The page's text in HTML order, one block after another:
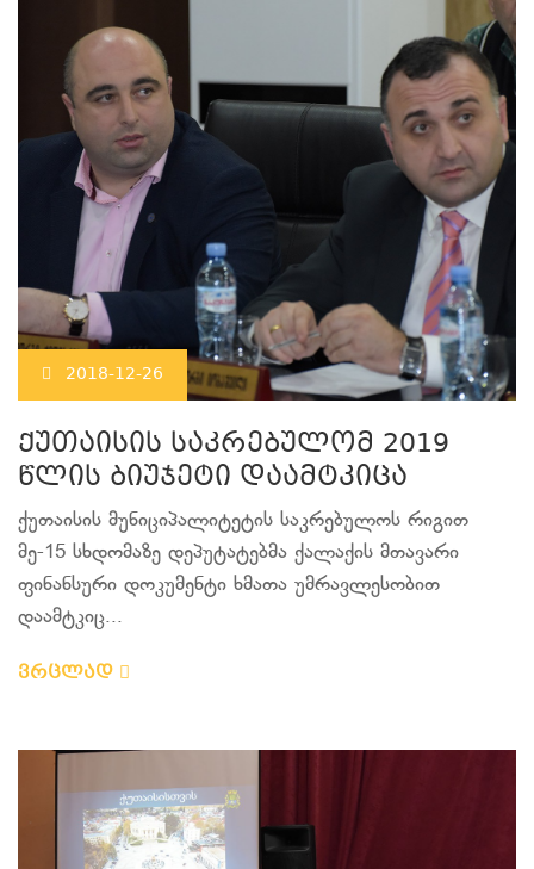
2018-12-26
ქუთაისის საკრებულომ 2019
წლის ბიუჯეტი დაამტკიცა
ქუთაისის მუნიციპალიტეტის საკრებულოს რიგით
მე-15 სხდომაზე დეპუტატებმა ქალაქის მთავარი
ფინანსური დოკუმენტი ხმათა უმრავლესობით
დაამტკიც...
ვრცლად